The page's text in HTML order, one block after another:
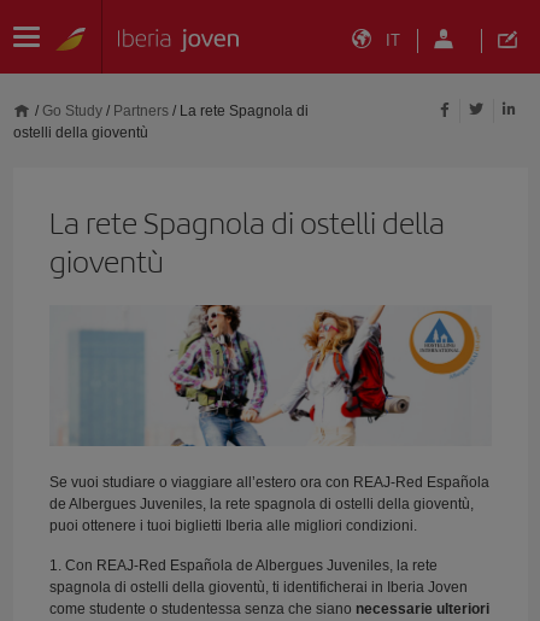
IT
/ Go Study/ Partners/ La rete Spagnola di
ostelli della gioventù
La rete Spagnola di ostelli della
gioventù
Se vuoi studiare o viaggiare all’estero ora con REAJ-Red Española
de Albergues Juveniles, la rete spagnola di ostelli della gioventù,
puoi ottenere i tuoi biglietti Iberia alle migliori condizioni.
1. Con REAJ-Red Española de Albergues Juveniles, la rete
spagnola di ostelli della gioventù, ti identificherai in Iberia Joven
come studente o studentessa senza che siano necessarie ulteriori